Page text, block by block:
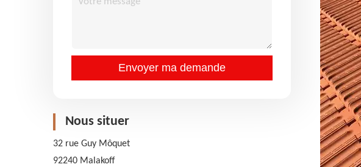
Nous situer
32 rue Guy Môquet
92240 Malakoff